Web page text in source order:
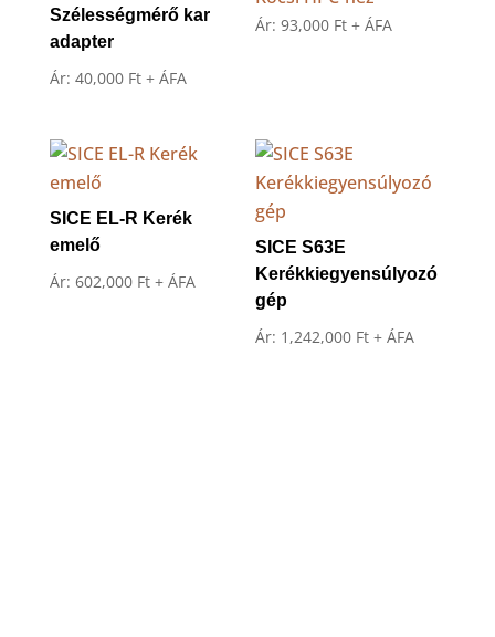
Szélességmérő kar
adapter
Ár: 40,000 Ft + ÁFA
Ár:93,000 Ft + ÁFA
SICE EL-R Kerék
emelő
Ár: 602,000 Ft + ÁFA
SICE S63E
Kerékkiegyensúlyozó
gép
Ár: 1,242,000 Ft + ÁFA